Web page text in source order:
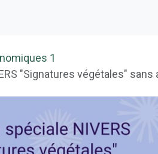
1
"Signatures végétales"